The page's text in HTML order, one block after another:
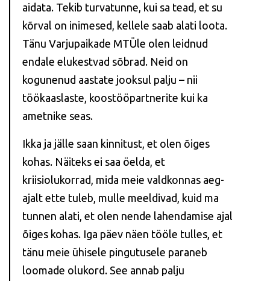
aidata. Tekib turvatunne, kui sa tead, et su
kõrval on inimesed, kellele saab alati loota.
Tänu Varjupaikade MTÜle olen leidnud
endale elukestvad sõbrad. Neid on
kogunenud aastate jooksul palju – nii
töökaaslaste, koostööpartnerite kui ka
ametnike seas.
Ikka ja jälle saan kinnitust, et olen õiges
kohas. Näiteks ei saa öelda, et
kriisiolukorrad, mida meie valdkonnas aeg-
ajalt ette tuleb, mulle meeldivad, kuid ma
tunnen alati, et olen nende lahendamise ajal
õiges kohas. Iga päev näen tööle tulles, et
tänu meie ühisele pingutusele paraneb
loomade olukord. See annab palju